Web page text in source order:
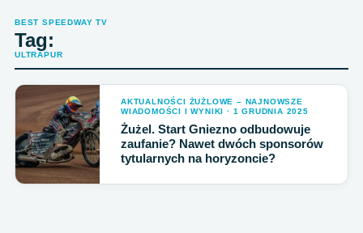
BEST SPEEDWAY TV
Tag:
ULTRAPUR
AKTUALNOŚCI ŻUŻLOWE – NAJNOWSZE
WIADOMOŚCI I WYNIKI · 1 GRUDNIA 2025
Żużel. Start Gniezno odbudowuje
zaufanie? Nawet dwóch sponsorów
tytularnych na horyzoncie?